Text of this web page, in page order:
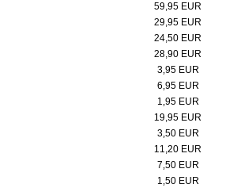
59,95 EUR
Bildband-Zollverein. UNESCO-
29,95 EUR
Metall-
24,50 EUR
LAMY safari Füllhalter
28,90 EUR
Postkartenset 6er
3,95 EUR
Zechenblume
6,95 EUR
Radiergummi
1,95 EUR
Skizzenheft
19,95 EUR
Millimeterpapier-
3,50 EUR
Zeichenset
11,20 EUR
knetbares Radiergummi
7,50 EUR
Bleistift (HB)
1,50 EUR